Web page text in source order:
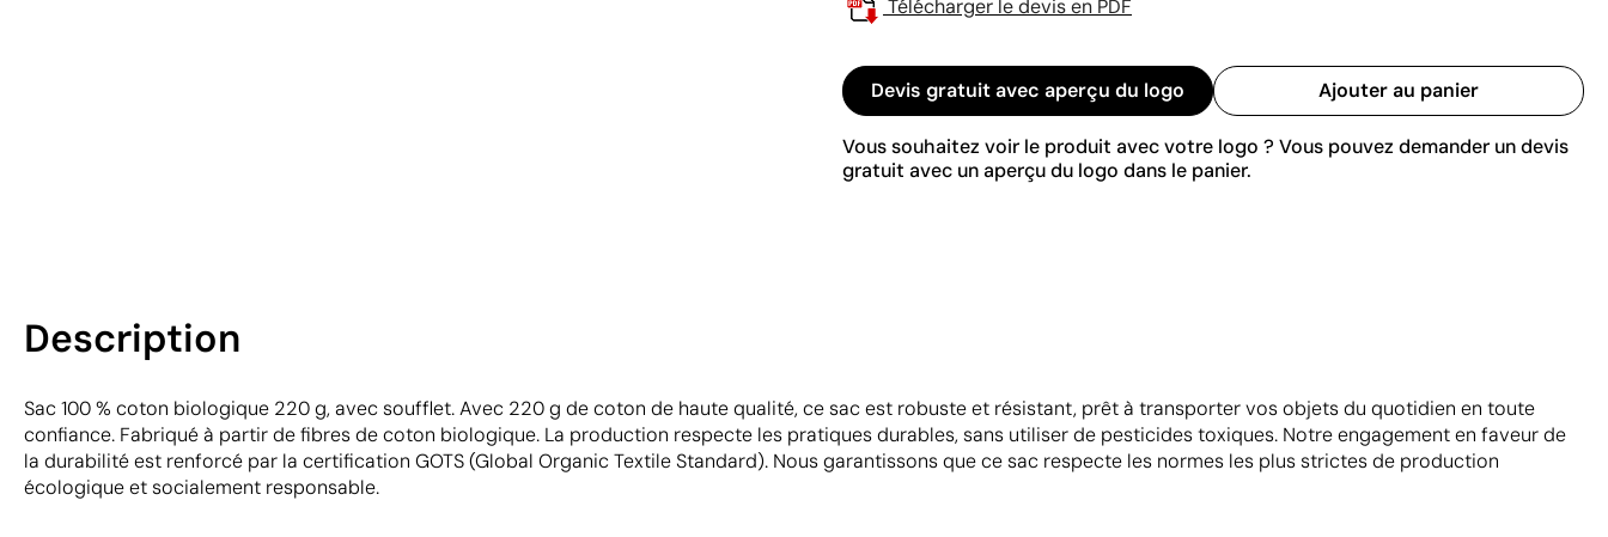
Télécharger le devis en PDF
Devis gratuit avec aperçu du logo Ajouter au panier
Vous souhaitez voir le produit avec votre logo ? Vous pouvez demander un devis
gratuit avec un aperçu du logo dans le panier.
Description
Sac 100 % coton biologique 220 g, avec soufflet. Avec 220 g de coton de haute qualité, ce sac est robuste et résistant, prêt à transporter vos objets du quotidien en toute
confiance. Fabriqué à partir de fibres de coton biologique. La production respecte les pratiques durables, sans utiliser de pesticides toxiques. Notre engagement en faveur de
la durabilité est renforcé par la certification GOTS (Global Organic Textile Standard). Nous garantissons que ce sac respecte les normes les plus strictes de production
écologique et socialement responsable.